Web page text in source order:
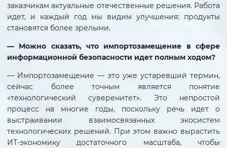
заказчикам актуальные отечественные решения. Работа
идет, и каждый год мы видим улучшения: продукты
становятся более зрелыми.
— Можно сказать, что импортозамещение в сфере
информационной безопасности идет полным ходом?
— Импортозамещение — это уже устаревший термин,
сейчас более точным является понятие
«технологический суверенитет». Это непростой
процесс на многие годы, поскольку речь идет о
выстраивании взаимосвязанных экосистем
технологических решений. При этом важно вырастить
ИТ-экономику достаточного масштаба, чтобы